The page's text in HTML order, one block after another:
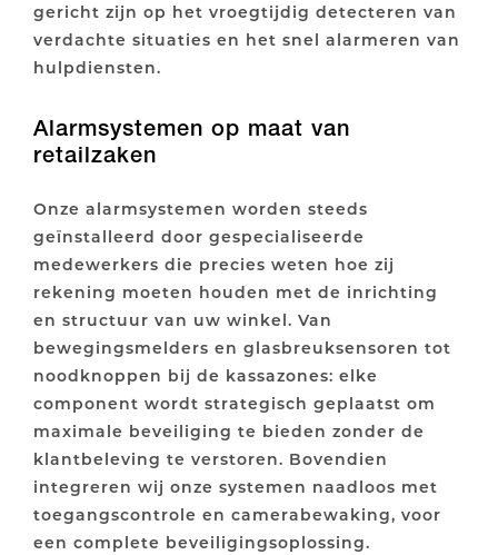
gericht zijn op het vroegtijdig detecteren van
verdachte situaties en het snel alarmeren van
hulpdiensten.
Alarmsystemen op maat van
retailzaken
Onze alarmsystemen worden steeds
geïnstalleerd door gespecialiseerde
medewerkers die precies weten hoe zij
rekening moeten houden met de inrichting
en structuur van uw winkel. Van
bewegingsmelders en glasbreuksensoren tot
noodknoppen bij de kassazones: elke
component wordt strategisch geplaatst om
maximale beveiliging te bieden zonder de
klantbeleving te verstoren. Bovendien
integreren wij onze systemen naadloos met
toegangscontrole en camerabewaking, voor
een complete beveiligingsoplossing.